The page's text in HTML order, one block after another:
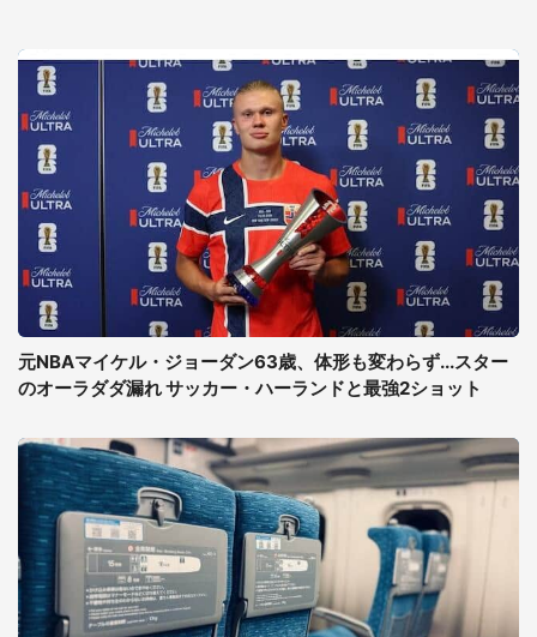
元NBAマイケル・ジョーダン63歳、体形も変わらず...スター
のオーラダダ漏れ サッカー・ハーランドと最強2ショット